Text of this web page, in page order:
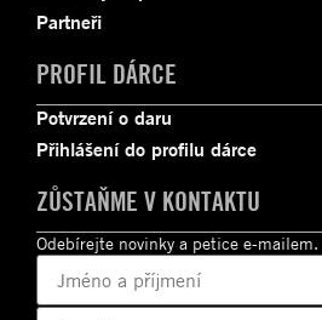
Partneři
PROFIL DÁRCE
Potvrzení o daru
Přihlášení do profilu dárce
ZŮSTAŇME V KONTAKTU
Odebírejte novinky a petice e-mailem.